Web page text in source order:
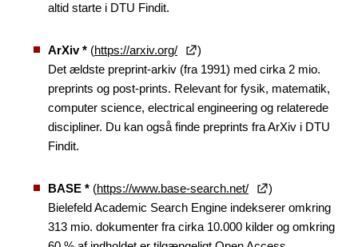
altid starte i DTU Findit.
ArXiv * (https://arxiv.org/
)
Det ældste preprint-arkiv (fra 1991) med cirka 2 mio.
preprints og post-prints. Relevant for fysik, matematik,
computer science, electrical engineering og relaterede
discipliner. Du kan også finde preprints fra ArXiv i DTU
Findit.
BASE * (https://www.base-search.net/
)
Bielefeld Academic Search Engine indekserer omkring
313 mio. dokumenter fra cirka 10.000 kilder og omkring